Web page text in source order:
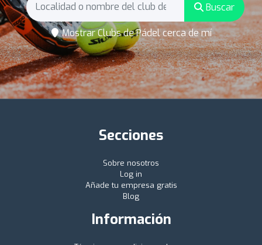
Buscar
Mostrar Clubs de Pádel cerca de mí
Secciones
Sobre nosotros
Log in
Añade tu empresa gratis
Blog
Información